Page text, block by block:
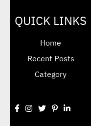
QUICK LINKS
Home
Recent Posts
Category